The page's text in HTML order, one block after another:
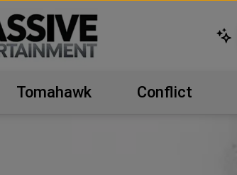
Tomahawk Conflict